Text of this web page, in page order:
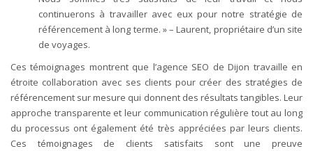
continuerons à travailler avec eux pour notre stratégie de
référencement à long terme. » – Laurent, propriétaire d’un site
de voyages.
Ces témoignages montrent que l’agence SEO de Dijon travaille en
étroite collaboration avec ses clients pour créer des stratégies de
référencement sur mesure qui donnent des résultats tangibles. Leur
approche transparente et leur communication régulière tout au long
du processus ont également été très appréciées par leurs clients.
Ces témoignages de clients satisfaits sont une preuve